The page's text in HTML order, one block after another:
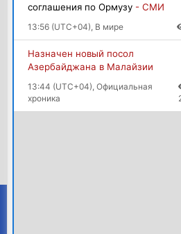
соглашения по Ормузу - СМИ
13:56 (UTC+04), В мире
Назначен новый посол
Азербайджана в Малайзии
13:44 (UTC+04), Официальная
хроника